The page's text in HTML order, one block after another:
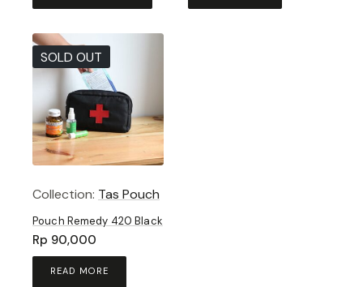
multiple
variants.
The
options
may
be
chosen
on
product
SOLD OUT
Collection: Tas Pouch
Pouch Remedy 420 Black
Rp 90,000
READ MORE